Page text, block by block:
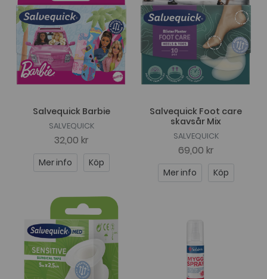
Salvequick Barbie
SALVEQUICK
32,00 kr
Mer info Köp
Salvequick Foot care
skavsår Mix
SALVEQUICK
69,00 kr
Mer info Köp